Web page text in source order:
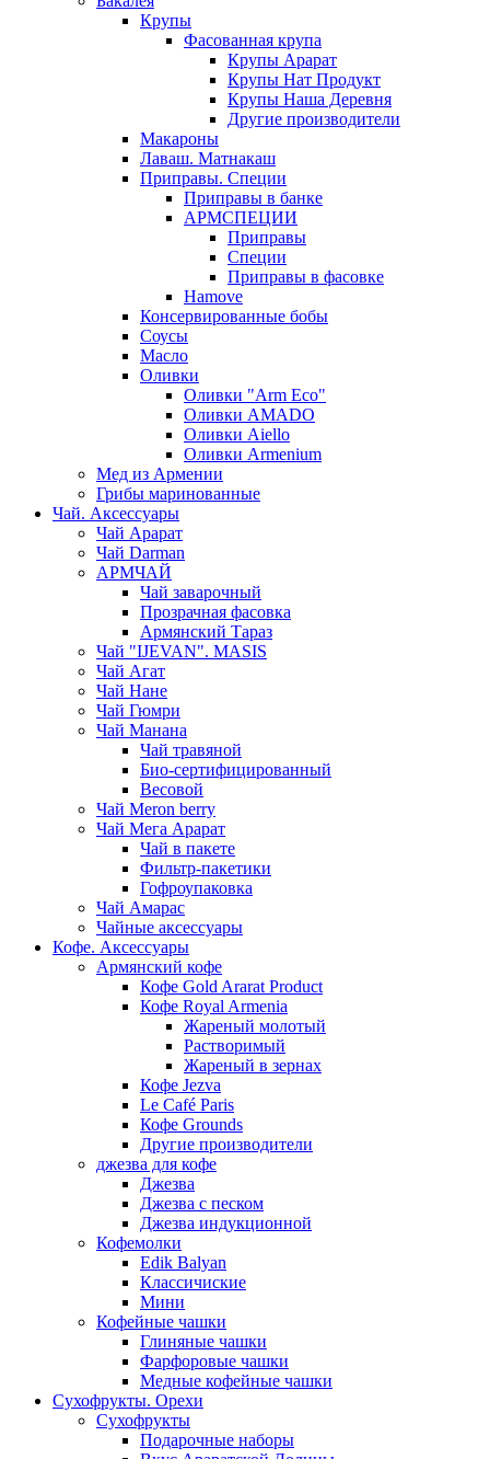
Крупы
Фасованная крупа
Крупы Арарат
Крупы Нат Продукт
Крупы Наша Деревня
Другие производители
Макароны
Лаваш. Матнакаш
Приправы. Специи
Приправы в банке
АРМСПЕЦИИ
Приправы
Специи
Приправы в фасовке
Hamove
Консервированные бобы
Соусы
Масло
Оливки
Оливки "Arm Eco"
Оливки AMADO
Оливки Aiello
Оливки Armenium
Мед из Армении
Грибы маринованные
Чай. Аксессуары
Чай Арарат
Чай Darman
АРМЧАЙ
Чай заварочный
Прозрачная фасовка
Армянский Тараз
Чай "IJEVAN". MASIS
Чай Агат
Чай Нане
Чай Гюмри
Чай Манана
Чай травяной
Био-сертифицированный
Весовой
Чай Meron berry
Чай Мега Арарат
Чай в пакете
Фильтр-пакетики
Гофроупаковка
Чай Амарас
Чайные аксессуары
Кофе. Аксессуары
Армянский кофе
Кофе Gold Ararat Product
Кофе Royal Armenia
Жареный молотый
Растворимый
Жареный в зернах
Кофе Jezva
Le Café Paris
Кофе Grounds
Другие производители
джезва для кофе
Джезва
Джезва с песком
Джезва индукционной
Кофемолки
Edik Balyan
Классичиские
Мини
Кофейные чашки
Глиняные чашки
Фарфоровые чашки
Медные кофейные чашки
Сухофрукты. Орехи
Сухофрукты
Подарочные наборы